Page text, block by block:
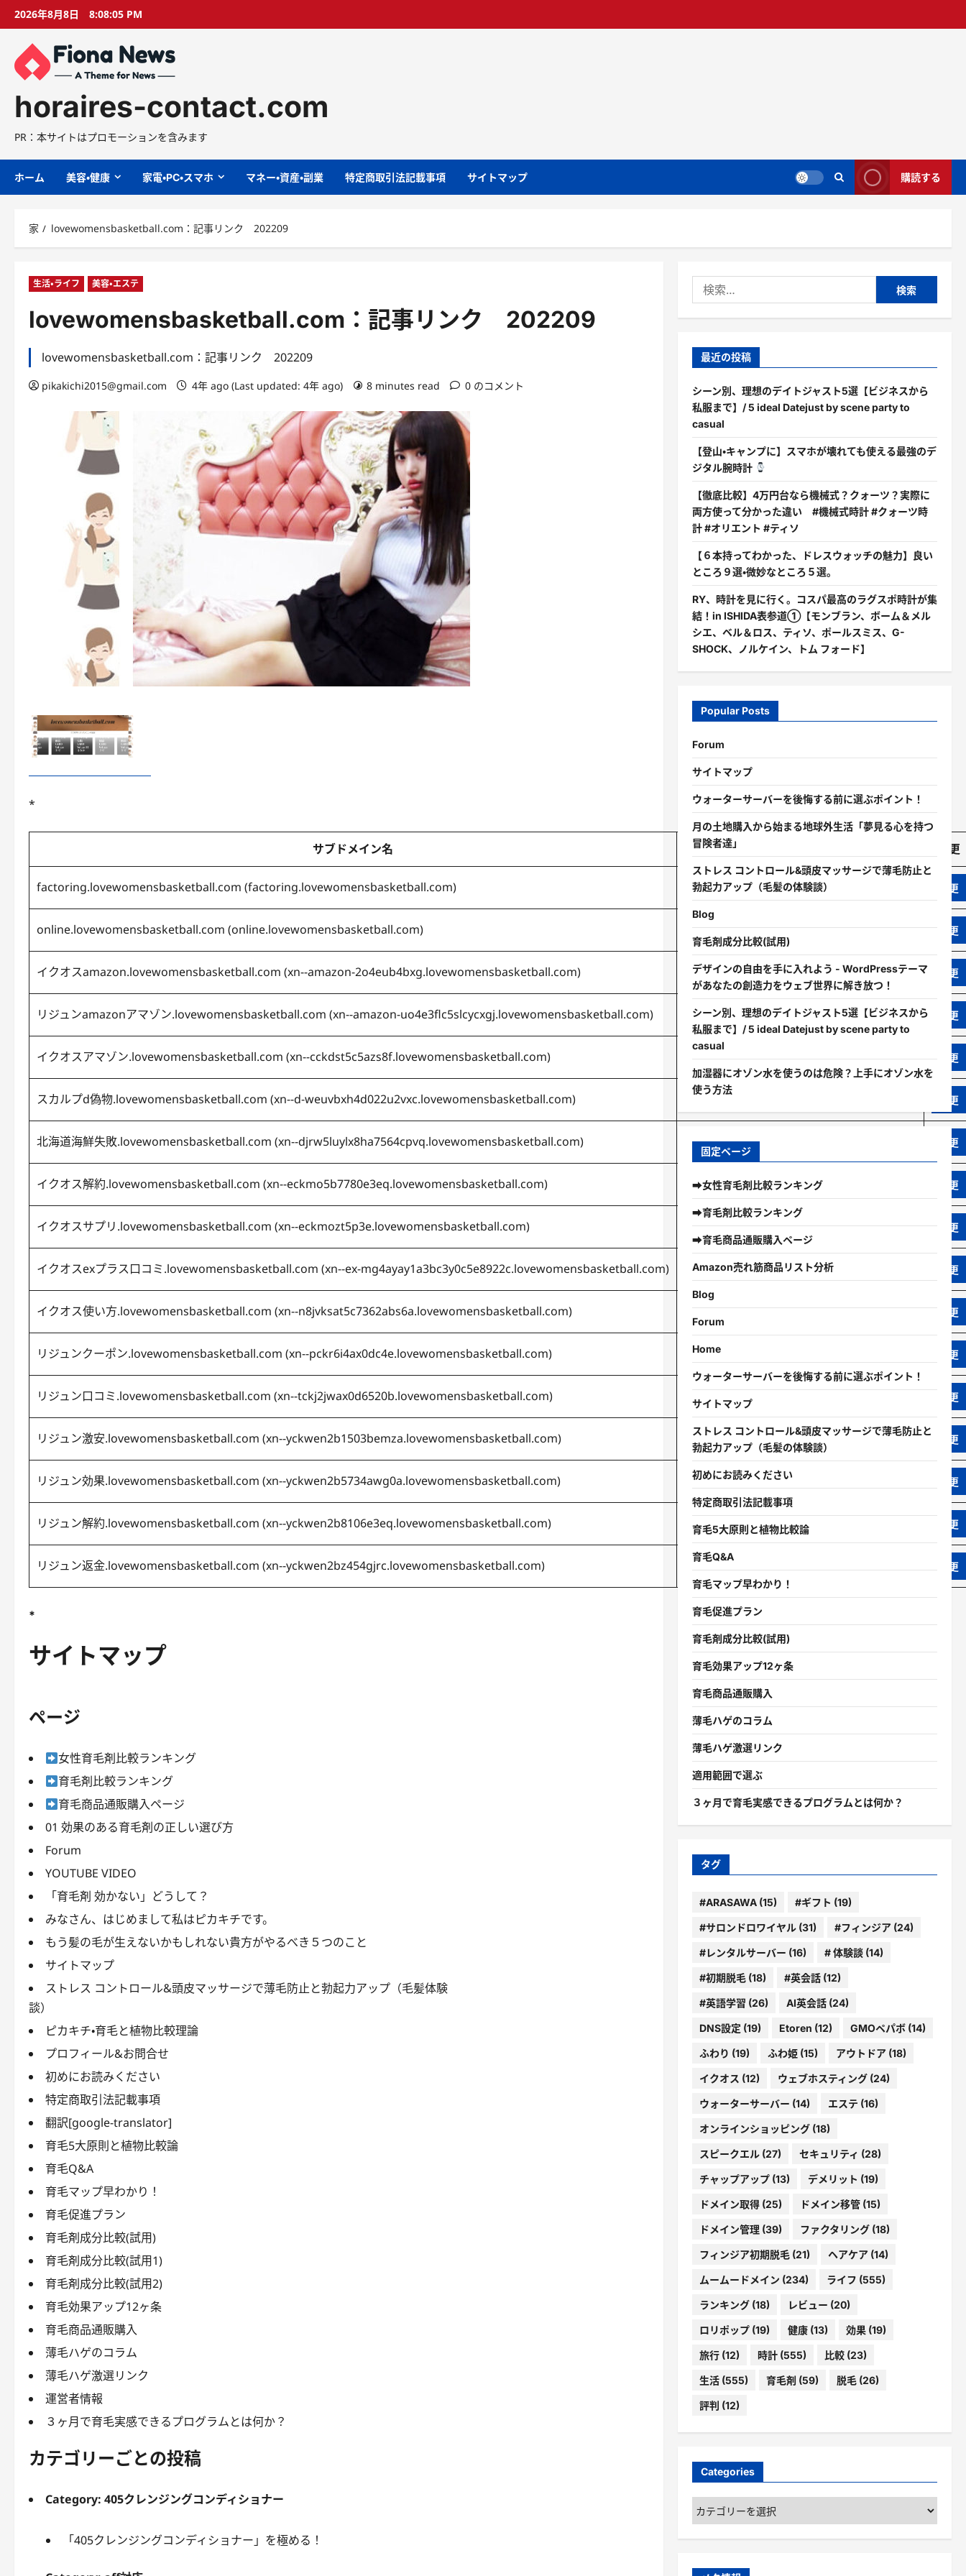
プ
2026年8月8日 8:08:06 PM
horaires-contact.com
PR：本サイトはプロモーションを含みます
ホーム 美容・健康 家電・PC・スマホ マネー・資産・副業 特定商取引法記載事項 サイトマップ 購読する
家 lovewomensbasketball.com：記事リンク 202209
生活・ライフ 美容・エステ
lovewomensbasketball.com：記事リンク 202209
lovewomensbasketball.com：記事リンク 202209
pikakichi2015@gmail.com 4年 ago (Last updated: 4年 ago) 8 minutes read 0 のコメント
*
サブドメイン名 変更
factoring.lovewomensbasketball.com (factoring.lovewomensbasketball.com) ファクタリングならTerasu株式会社
online.lovewomensbasketball.com (online.lovewomensbasketball.com) 【DEMICRAWFILE】オンライン映像スクール
イクオスamazon.lovewomensbasketball.com (xn--amazon-2o4eub4bxg.lovewomensbasketball.com) イクオスAmazon
リジュンamazonアマゾン.lovewomensbasketball.com (xn--amazon-uo4e3flc5slcycxgj.lovewomensbasketball.com) リジュンamazonアマゾン
イクオスアマゾン.lovewomensbasketball.com (xn--cckdst5c5azs8f.lovewomensbasketball.com) イクオスアマゾン
スカルプd偽物.lovewomensbasketball.com (xn--d-weuvbxh4d022u2vxc.lovewomensbasketball.com) スカルプd偽物
北海道海鮮失敗.lovewomensbasketball.com (xn--djrw5luylx8ha7564cpvq.lovewomensbasketball.com) 北海道海鮮失敗
イクオス解約.lovewomensbasketball.com (xn--eckmo5b7780e3eq.lovewomensbasketball.com) イクオス解約
イクオスサプリ.lovewomensbasketball.com (xn--eckmozt5p3e.lovewomensbasketball.com) イクオスサプリ
イクオスexプラス口コミ.lovewomensbasketball.com (xn--ex-mg4ayay1a3bc3y0c5e8922c.lovewomensbasketball.com) イクオスex口コミ
イクオス使い方.lovewomensbasketball.com (xn--n8jvksat5c7362abs6a.lovewomensbasketball.com) イクオス使い方
リジュンクーポン.lovewomensbasketball.com (xn--pckr6i4ax0dc4e.lovewomensbasketball.com) リジュンクーポン
リジュン口コミ.lovewomensbasketball.com (xn--tckj2jwax0d6520b.lovewomensbasketball.com) リジュン口コミ
リジュン激安.lovewomensbasketball.com (xn--yckwen2b1503bemza.lovewomensbasketball.com) リジュン激安
リジュン効果.lovewomensbasketball.com (xn--yckwen2b5734awg0a.lovewomensbasketball.com) リジュン効果
リジュン解約.lovewomensbasketball.com (xn--yckwen2b8106e3eq.lovewomensbasketball.com) リジュン解約
リジュン返金.lovewomensbasketball.com (xn--yckwen2bz454gjrc.lovewomensbasketball.com) リジュン返金
*
サイトマップ
ページ
女性育毛剤比較ランキング
育毛剤比較ランキング
育毛商品通販購入ページ
01 効果のある育毛剤の正しい選び方
Forum
YOUTUBE VIDEO
「育毛剤 効かない」どうして？
みなさん、はじめまして私はピカキチです。
もう髪の毛が生えないかもしれない貴方がやるべき５つのこと
サイトマップ
ストレス コントロール&頭皮マッサージで薄毛防止と勃起力アップ（毛髪体験
談）
ピカキチ・育毛と植物比較理論
プロフィール&お問合せ
初めにお読みください
特定商取引法記載事項
翻訳[google-translator]
育毛5大原則と植物比較論
育毛Q&A
育毛マップ早わかり！
育毛促進プラン
育毛剤成分比較(試用)
育毛剤成分比較(試用1)
育毛剤成分比較(試用2)
育毛効果アップ12ヶ条
育毛商品通販購入
薄毛ハゲのコラム
薄毛ハゲ激選リンク
運営者情報
３ヶ月で育毛実感できるプログラムとは何か？
カテゴリーごとの投稿
Category: 405クレンジングコンディショナー
「405クレンジングコンディショナー」を極める！
索:
最近の投稿
シーン別、理想のデイトジャスト5選【ビジネスから
私服まで】/ 5 ideal Datejust by scene party to
casual
【登山・キャンプに】スマホが壊れても使える最強のデ
ジタル腕時計
【徹底比較】4万円台なら機械式？クォーツ？実際に
両方使って分かった違い #機械式時計 #クォーツ時
計 #オリエント #ティソ
【６本持ってわかった、ドレスウォッチの魅力】良い
ところ９選・微妙なところ５選。
RY、時計を見に行く。コスパ最高のラグスポ時計が集
結！in ISHIDA表参道①【モンブラン、ボーム＆メル
シエ、ベル＆ロス、ティソ、ポールスミス、G-
SHOCK、ノルケイン、トム フォード】
Popular Posts
Forum
サイトマップ
ウォーターサーバーを後悔する前に選ぶポイント！
月の土地購入から始まる地球外生活「夢見る心を持つ
冒険者達」
ストレス コントロール&頭皮マッサージで薄毛防止と
勃起力アップ（毛髪の体験談）
Blog
育毛剤成分比較(試用)
デザインの自由を手に入れよう - WordPressテーマ
があなたの創造力をウェブ世界に解き放つ！
シーン別、理想のデイトジャスト5選【ビジネスから
私服まで】/ 5 ideal Datejust by scene party to
casual
加湿器にオゾン水を使うのは危険？上手にオゾン水を
使う方法
固定ページ
➡女性育毛剤比較ランキング
➡育毛剤比較ランキング
➡育毛商品通販購入ページ
Amazon売れ筋商品リスト分析
Blog
Forum
Home
ウォーターサーバーを後悔する前に選ぶポイント！
サイトマップ
ストレス コントロール&頭皮マッサージで薄毛防止と
勃起力アップ（毛髪の体験談）
初めにお読みください
特定商取引法記載事項
育毛5大原則と植物比較論
育毛Q&A
育毛マップ早わかり！
育毛促進プラン
育毛剤成分比較(試用)
育毛効果アップ12ヶ条
育毛商品通販購入
薄毛ハゲのコラム
薄毛ハゲ激選リンク
適用範囲で選ぶ
３ヶ月で育毛実感できるプログラムとは何か？
タグ
#ARASAWA(15) #ギフト (19)
#サロンドロワイヤル(31) #フィンジア(24)
#レンタルサーバー (16) # 体験談(14)
#初期脱毛(18) #英会話(12)
#英語学習 (26) AI英会話(24)
DNS設定 (19) Etoren (12) GMOペパボ(14)
ふわり (19) ふわ姫(15) アウトドア(18)
イクオス (12) ウェブホスティング(24)
ウォーターサーバー (14) エステ (16)
オンラインショッピング(18)
スピークエル(27) セキュリティ (28)
チャップアップ(13) デメリット (19)
ドメイン取得(25) ドメイン移管(15)
ドメイン管理(39) ファクタリング(18)
フィンジア初期脱毛(21) ヘアケア(14)
ムームードメイン (234) ライフ (555)
ランキング(18) レビュー (20)
ロリポップ(19) 健康(13) 効果(19)
旅行(12) 時計(555) 比較(23)
生活(555) 育毛剤 (59) 脱毛(26)
評判 (12)
Categories
Categories